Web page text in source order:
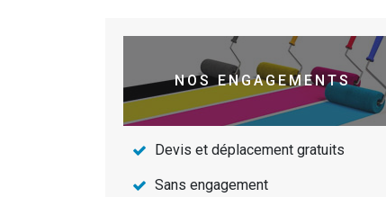
NOS ENGAGEMENTS
Devis et déplacement gratuits
Sans engagement